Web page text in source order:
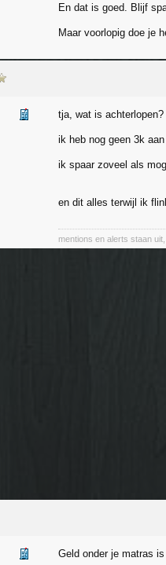
En dat is goed. Blijf
Maar voorlopig doe je
tja, wat is achterlopen?
ik heb nog geen 3k
ik spaar zoveel als
en dit alles terwijl ik
mentions en alerts staan
Geld onder je matras